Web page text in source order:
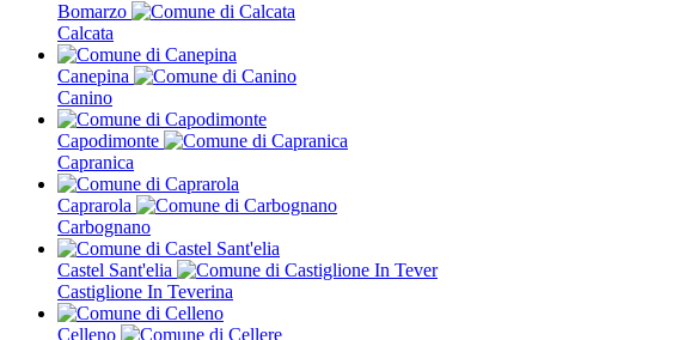
Bomarzo
Calcata
Canepina
Canino
Capodimonte
Capranica
Caprarola
Carbognano
Castel Sant'elia
Castiglione In Teverina
Celleno